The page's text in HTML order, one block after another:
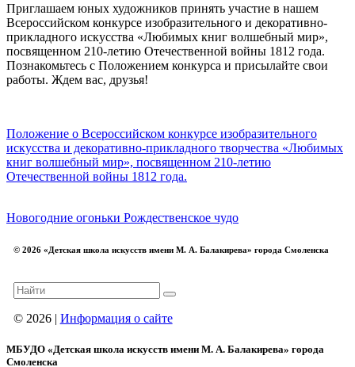
Приглашаем юных художников принять участие в нашем
Всероссийском конкурсе изобразительного и декоративно-
прикладного искусства «Любимых книг волшебный мир»,
посвященном 210-летию Отечественной войны 1812 года.
Познакомьтесь с Положением конкурса и присылайте свои
работы. Ждем вас, друзья!
Положение о Всероссийском конкурсе изобразительного
искусства и декоративно-прикладного творчества «Любимых
книг волшебный мир», посвященном 210-летию
Отечественной войны 1812 года.
Новогодние огоньки Рождественское чудо
© 2026 «Детская школа искусств имени М. А. Балакирева» города Смоленска
© 2026 | Информация о сайте
МБУДО «Детская школа искусств имени М. А. Балакирева» города
Смоленска